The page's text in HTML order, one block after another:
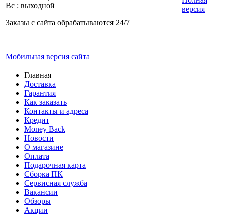
Вс : выходной
Заказы с сайта обрабатываются 24/7
Мобильная версия сайта
версия
Главная
Доставка
Гарантия
Как заказать
Контакты и адреса
Кредит
Money Back
Новости
О магазине
Оплата
Подарочная карта
Сборка ПК
Сервисная служба
Вакансии
Обзоры
Акции